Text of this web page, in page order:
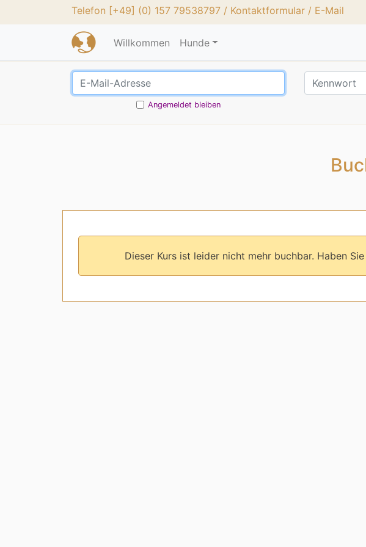
Telefon [+49] (0) 157 79538797 / Kontaktformular / E-Mail
Willkommen Hunde
Angemeldet bleiben
Dieser Kurs ist leider nicht mehr buchbar. Haben